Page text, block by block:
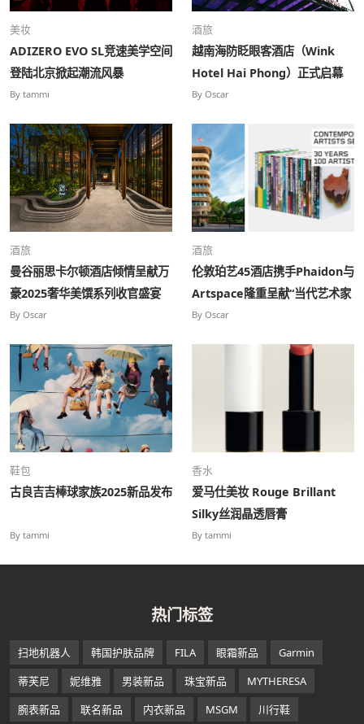
美妆
ADIZERO EVO SL竞速美学空间
登陆北京掀起潮流风暴
By tammi
酒旅
越南海防眨眼客酒店（Wink
Hotel Hai Phong）正式启幕
By Oscar
酒旅
曼谷丽思卡尔顿酒店倾情呈献万
豪2025奢华美馔系列收官盛宴
——致敬泰国“被遗忘的风味”
By Oscar
酒旅
伦敦珀艺45酒店携手Phaidon与
Artspace隆重呈献“当代艺术家
系列”特展
By Oscar
鞋包
古良吉吉棒球家族2025新品发布
By tammi
香水
爱马仕美妆 Rouge Brillant
Silky丝润晶透唇膏
By tammi
热门标签
扫地机器人 韩国护肤品牌 FILA 眼霜新品
Garmin
蒂芙尼
妮维雅 男装新品 珠宝新品
MYTHERESA
腕表新品
联名新品 内衣新品 MSGM 川行鞋